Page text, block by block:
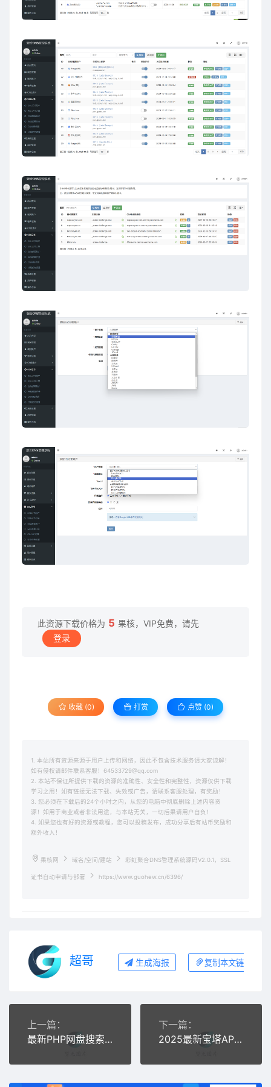
此资源下载价格为 5 果核，VIP免费，请先
登录
收藏 (0) 打赏 点赞 (0)
1. 本站所有资源来源于用户上传和网络，因此不包含技术服务请大家谅解！
如有侵权请邮件联系客服！64533729@qq.com
2. 本站不保证所提供下载的资源的准确性、安全性和完整性，资源仅供下载
学习之用！如有链接无法下载、失效或广告，请联系客服处理，有奖励！
3. 您必须在下载后的24个小时之内，从您的电脑中彻底删除上述内容资
源！如用于商业或者非法用途，与本站无关，一切后果请用户自负！
4. 如果您也有好的资源或教程，您可以投稿发布，成功分享后有站币奖励和
额外收入！
果核网 域名/空间/建站 彩虹聚合DNS管理系统源码V2.0.1，SSL
证书自动申请与部署 https://www.guohew.cn/6396/
超哥 生成海报 复制本文链接
上一篇：
最新PHP网盘搜索引擎系统源码 附教程
下一篇：
2025最新宝塔API一键建站系统源码